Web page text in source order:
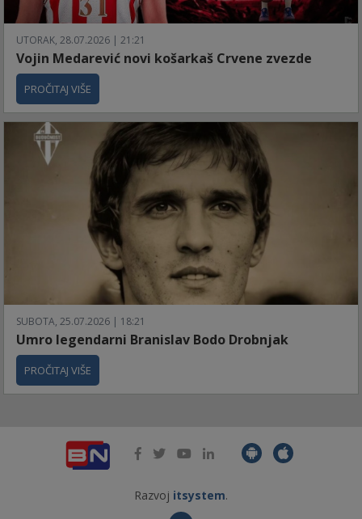
UTORAK, 28.07.2026 | 21:21
Vojin Medarević novi košarkaš Crvene zvezde
PROČITAJ VIŠE
SUBOTA, 25.07.2026 | 18:21
Umro legendarni Branislav Bodo Drobnjak
PROČITAJ VIŠE
Razvoj itsystem.